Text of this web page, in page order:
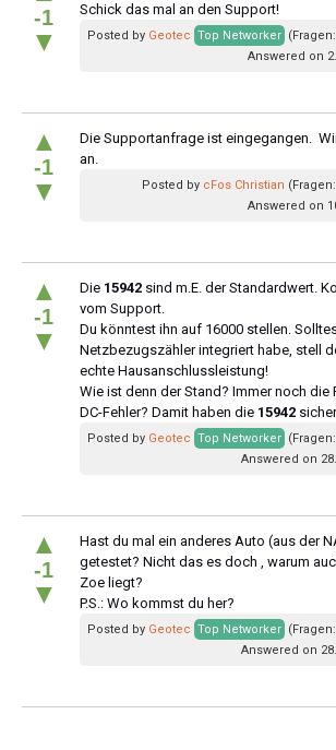
-1
▼
Schick das mal an den Support!
Posted by Geotec Top Networker
Answered on
▲
-1
▼
Die Supportanfrage ist eingegangen.
an.
Posted by cFos Christian
Answered on
▲
-1
▼
Die 15942 sind m.E. der Standardwert.
vom Support.
Du könntest ihn auf 16000 stellen.
Netzbezugszähler integriert habe, stell
echte Hausanschlussleistung!
Wie ist denn der Stand? Immer noch die
DC-Fehler? Damit haben die 15942
Posted by Geotec Top Networker
Answered on
▲
-1
▼
Hast du mal ein anderes Auto (aus der
getestet? Nicht das es doch , warum
Zoe liegt?
P.S.: Wo kommst du her?
Posted by Geotec Top Networker
Answered on